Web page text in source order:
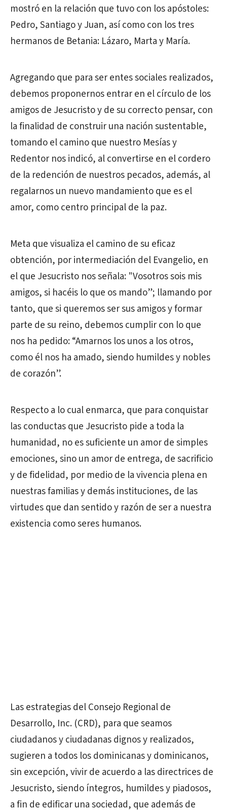
mostró en la relación que tuvo con los apóstoles:
Pedro, Santiago y Juan, así como con los tres
hermanos de Betania: Lázaro, Marta y María.
Agregando que para ser entes sociales realizados,
debemos proponernos entrar en el círculo de los
amigos de Jesucristo y de su correcto pensar, con
la finalidad de construir una nación sustentable,
tomando el camino que nuestro Mesías y
Redentor nos indicó, al convertirse en el cordero
de la redención de nuestros pecados, además, al
regalarnos un nuevo mandamiento que es el
amor, como centro principal de la paz.
Meta que visualiza el camino de su eficaz
obtención, por intermediación del Evangelio, en
el que Jesucristo nos señala: "Vosotros sois mis
amigos, si hacéis lo que os mando”; llamando por
tanto, que si queremos ser sus amigos y formar
parte de su reino, debemos cumplir con lo que
nos ha pedido: “Amarnos los unos a los otros,
como él nos ha amado, siendo humildes y nobles
de corazón”.
Respecto a lo cual enmarca, que para conquistar
las conductas que Jesucristo pide a toda la
humanidad, no es suficiente un amor de simples
emociones, sino un amor de entrega, de sacrificio
y de fidelidad, por medio de la vivencia plena en
nuestras familias y demás instituciones, de las
virtudes que dan sentido y razón de ser a nuestra
existencia como seres humanos.
Las estrategias del Consejo Regional de
Desarrollo, Inc. (CRD), para que seamos
ciudadanos y ciudadanas dignos y realizados,
sugieren a todos los dominicanas y dominicanos,
sin excepción, vivir de acuerdo a las directrices de
Jesucristo, siendo íntegros, humildes y piadosos,
a fin de edificar una sociedad, que además de